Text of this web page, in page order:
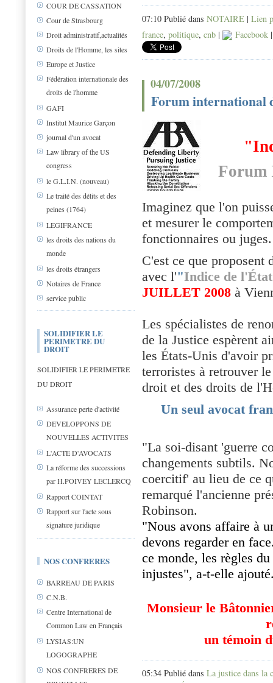
COUR DE CASSATION
Cour de Strasbourg
Droit administratif,actualités
Droits de l'Homme, les sites
Europe et Justice
Fédération internationale des
droits de l'homme
GAFI
Institut Maurice Garçon
journal d'un avocat
Law library of the US
congress
le G.L.I.N. (nouveau)
Le traité des délits et des
peines (1764)
LEGIFRANCE
les droits des nations du
monde
les droits étrangers
Notaires de France
service public
SOLIDIFIER LE
PERIMETRE DU
DROIT
SOLIDIFIER LE PERIMETRE
DU DROIT
Assurance perte d'activité
DEVELOPPONS DE
NOUVELLES ACTIVITES
L'ACTE D'AVOCATS
La réforme des successions
par H.POIVEY LECLERCQ
Rapport COINTAT
Rapport sur l'acte sous
signature juridique
NOS CONFRERES
BARREAU DE PARIS
C.N.B.
Centre International de
Common Law en Français
LYSIAS:UN
LOGOGRAPHE
NOS CONFRERES DE
07:10 Publié dans NOTAIRE | Lien
france, politique, cnb | Facebook
04/07/2008
Forum international
Forum
Imaginez que l'on
et mesurer le
fonctionnaires ou
C'est ce que proposent
avec l'"Indice de
JUILLET 2008 à
Les spécialistes de
de la Justice espèrent
les États-Unis d'avoir
terroristes à retrouver
droit et des droits de
Un seul avocat
"La soi-disant 'guerre
changements subtils.
coercitif' au lieu de ce
remarqué l'ancienne
Robinson.
"Nous avons affaire à
devons regarder en
ce monde, les règles
injustes", a-t-elle
Monsieur le
un témoin
05:34 Publié dans La justice dans la